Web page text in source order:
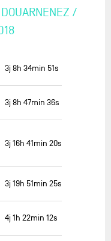
/
3j 8h 34min 51s
3j 8h 47min 36s
3j 16h 41min 20s
3j 19h 51min 25s
4j 1h 22min 12s